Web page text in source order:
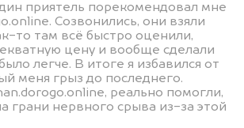
приятель порекомендовал мне
Созвонились, они взяли
то там всё быстро оценили,
цену и вообще сделали
легче. В итоге я избавился от
меня грыз до последнего.
реально помогли,
грани нервного срыва из-за этой
стоимость
на обработку своих